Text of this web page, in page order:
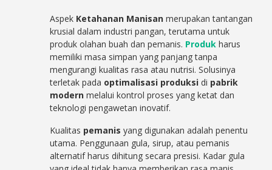
Aspek Ketahanan Manisan merupakan tantangan
krusial dalam industri pangan, terutama untuk
produk olahan buah dan pemanis. Produk harus
memiliki masa simpan yang panjang tanpa
mengurangi kualitas rasa atau nutrisi. Solusinya
terletak pada optimalisasi produksi di pabrik
modern melalui kontrol proses yang ketat dan
teknologi pengawetan inovatif.
Kualitas pemanis yang digunakan adalah penentu
utama. Penggunaan gula, sirup, atau pemanis
alternatif harus dihitung secara presisi. Kadar gula